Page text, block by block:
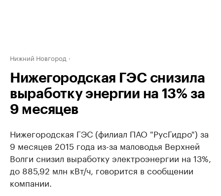
Нижний Новгород
Нижегородская ГЭС снизила
выработку энергии на 13% за
9 месяцев
Нижегородская ГЭС (филиал ПАО "РусГидро") за
9 месяцев 2015 года из-за маловодья Верхней
Волги снизил выработку электроэнергии на 13%,
до 885,92 млн кВт/ч, говорится в сообщении
компании.